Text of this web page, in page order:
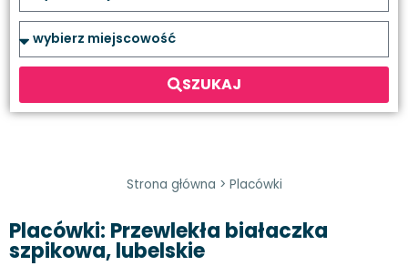
SZUKAJ
Strona główna > Placówki
Placówki: Przewlekła białaczka
szpikowa, lubelskie